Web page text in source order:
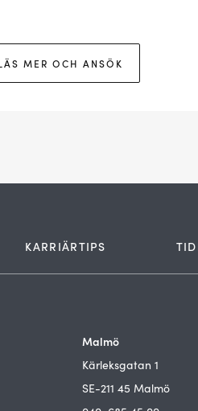
MER OCH ANSÖK
KARRIÄRTIPS
Malmö
Kärleksgatan 1
SE-211 45 Malmö